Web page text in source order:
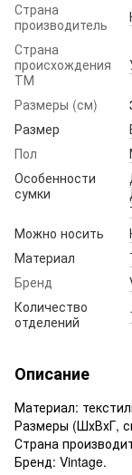
Страна
производитель
Страна
происхождения
ТМ
Размеры (см)
Размер
Пол
Особенности
сумки
Можно носить
Материал
Бренд
Количество
отделений
Описание
Материал:
Размеры (ШхВхГ,
Страна
Бренд: Vintage.